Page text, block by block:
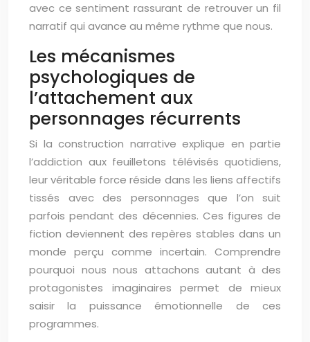
avec ce sentiment rassurant de retrouver un fil
narratif qui avance au même rythme que nous.
Les mécanismes
psychologiques de
l’attachement aux
personnages récurrents
Si la construction narrative explique en partie
l’addiction aux feuilletons télévisés quotidiens,
leur véritable force réside dans les liens affectifs
tissés avec des personnages que l’on suit
parfois pendant des décennies. Ces figures de
fiction deviennent des repères stables dans un
monde perçu comme incertain. Comprendre
pourquoi nous nous attachons autant à des
protagonistes imaginaires permet de mieux
saisir la puissance émotionnelle de ces
programmes.